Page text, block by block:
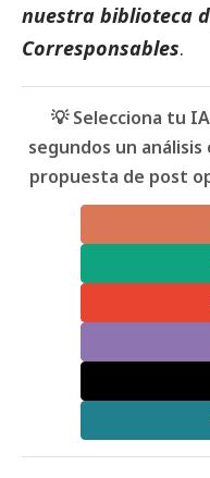
nuestra biblioteca
Corresponsables.
💡 Selecciona tu
segundos un
propuesta de post